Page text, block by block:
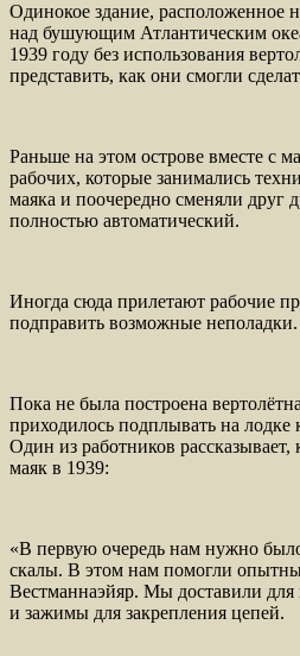
Одинокое здание, расположенное
над бушующим Атлантическим
1939 году без использования
представить, как они смогли
Раньше на этом острове вместе с
рабочих, которые занимались
маяка и поочередно сменяли друг
полностью автоматический.
Иногда сюда прилетают рабочие
подправить возможные неполадки.
Пока не была построена
приходилось подплывать на лодке
Один из работников рассказывает,
маяк в 1939:
«В первую очередь нам нужно
скалы. В этом нам помогли
Вестманнаэйяр. Мы доставили для
и зажимы для закрепления цепей.